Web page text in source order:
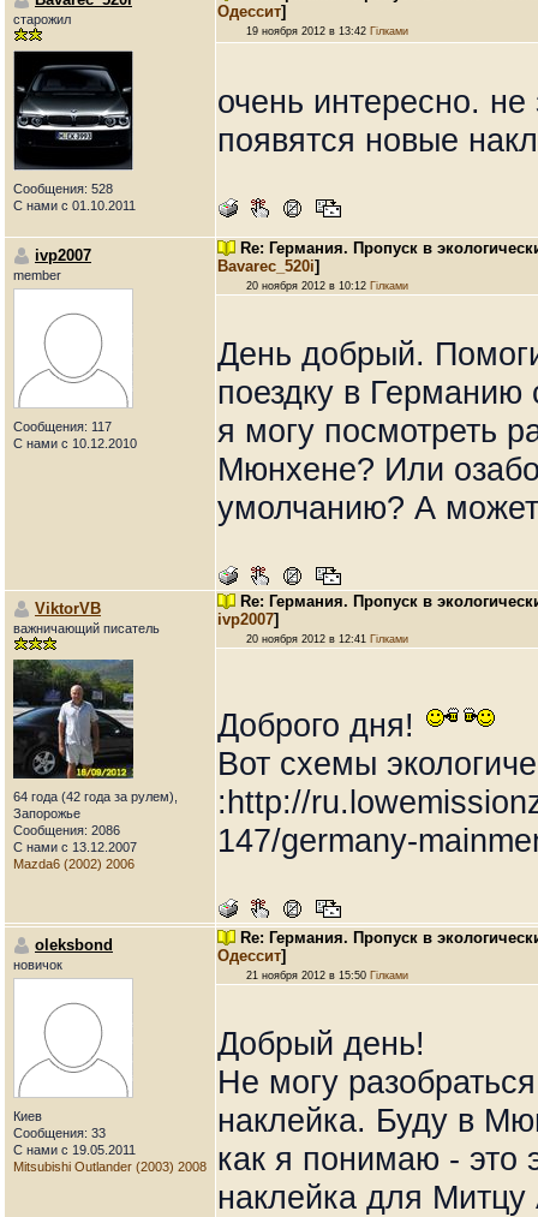
старожил
Сообщения: 528
С нами с 01.10.2011
Одессит]
19 ноября 2012 в 13:42 Гілками
очень интересно. не
появятся новые
ivp2007
member
Сообщения: 117
С нами с 10.12.2010
Re: Германия. Пропуск в
Bavarec_520i]
20 ноября 2012 в 10:12 Гілками
День добрый.
поездку в
я могу посмотреть
Мюнхене? Или
умолчанию? А
ViktorVB
важничающий писатель
64 года (42 года за рулем),
Запорожье
Сообщения: 2086
С нами с 13.12.2007
Mazda6 (2002) 2006
Re: Германия. Пропуск в
ivp2007]
20 ноября 2012 в 12:41 Гілками
Доброго дня!
Вот схемы
:http://
147/germany-
oleksbond
новичок
Киев
Сообщения: 33
С нами с 19.05.2011
Mitsubishi Outlander (2003) 2008
Re: Германия. Пропуск в
Одессит]
21 ноября 2012 в 15:50 Гілками
Добрый день!
Не могу
наклейка. Буду в
как я понимаю - это
наклейка для Митцу